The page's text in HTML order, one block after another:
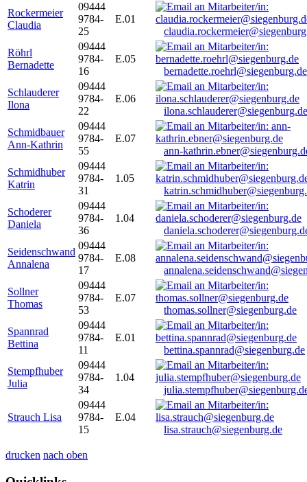
Rockermeier
Claudia
09444
9784-
25
E.01
Röhrl
Bernadette
09444
9784-
16
E.05
bernadette.roehrl@siegenburg.de
Schlauderer
Ilona
09444
9784-
22
E.06
ilona.schlauderer@siegenburg.de
Schmidbauer
Ann-Kathrin
09444
9784-
55
E.07
ann-
Schmidhuber
Katrin
09444
9784-
31
1.05
Schoderer
Daniela
09444
9784-
36
1.04
Seidenschwand
Annalena
09444
9784-
17
E.08
Sollner
Thomas
09444
9784-
53
E.07
thomas.sollner@siegenburg.de
Spannrad
Bettina
09444
9784-
11
E.01
bettina.spannrad@siegenburg.de
Stempfhuber
Julia
09444
9784-
34
1.04
Strauch Lisa
09444
9784-
15
E.04
lisa.strauch@siegenburg.de
drucken nach oben